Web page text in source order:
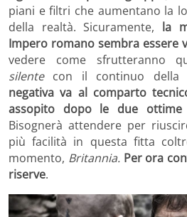
piani e filtri che aumentano la
della realtà. Sicuramente, la
Impero romano sembra essere
vedere come sfrutteranno
silentecon il continuo della
negativa va al comparto
assopito dopo le due
Bisognerà attendere per
più facilità in questa fitta
momento, Britannia. Per ora
riserve.